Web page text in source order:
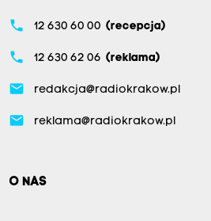
phone 12 630 60 00 (recepcja)
phone 12 630 62 06 (reklama)
email redakcja@radiokrakow.pl
email reklama@radiokrakow.pl
O NAS